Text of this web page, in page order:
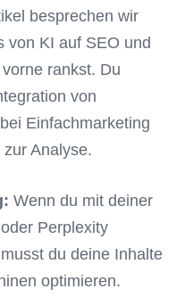
besprechen wir
von KI auf SEO und
rankst. Du
von
Einfachmarketing
Analyse.
Wenn du mit deiner
Perplexity
du deine Inhalte
optimieren.